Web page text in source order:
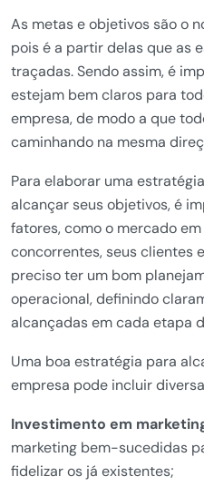
As metas e objetivos são o
pois é a partir delas que as
traçadas. Sendo assim, é
estejam bem claros para
empresa, de modo a que
caminhando na mesma
Para elaborar uma
alcançar seus objetivos, é
fatores, como o mercado
concorrentes, seus clientes
preciso ter um bom
operacional, definindo
alcançadas em cada etapa
Uma boa estratégia para
empresa pode incluir
Investimento em
marketing bem-sucedidas
fidelizar os já existentes;